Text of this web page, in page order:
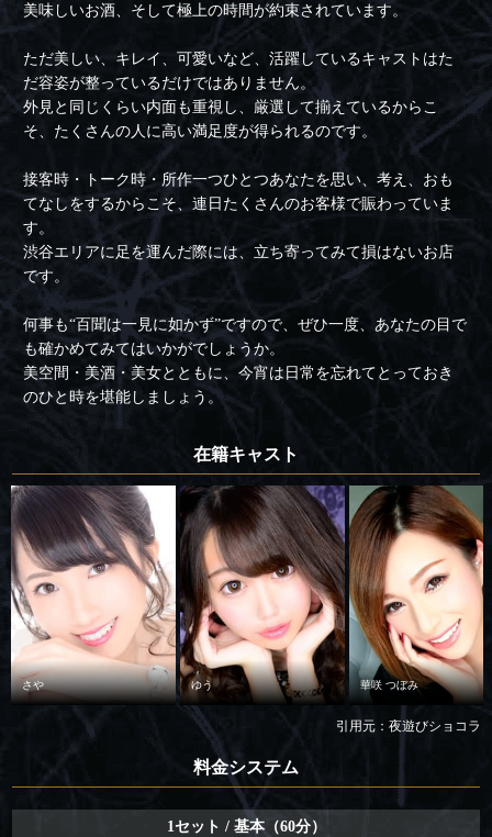
美味しいお酒、そして極上の時間が約束されています。
ただ美しい、キレイ、可愛いなど、活躍しているキャストはた
だ容姿が整っているだけではありません。
外見と同じくらい内面も重視し、厳選して揃えているからこ
そ、たくさんの人に高い満足度が得られるのです。
接客時・トーク時・所作一つひとつあなたを思い、考え、おも
てなしをするからこそ、連日たくさんのお客様で賑わっていま
す。
渋谷エリアに足を運んだ際には、立ち寄ってみて損はないお店
です。
何事も“百聞は一見に如かず”ですので、ぜひ一度、あなたの目で
も確かめてみてはいかがでしょうか。
美空間・美酒・美女とともに、今宵は日常を忘れてとっておき
のひと時を堪能しましょう。
在籍キャスト
さや ゆう 華咲 つぼみ
引用元：夜遊びショコラ
料金システム
1セット / 基本（60分）